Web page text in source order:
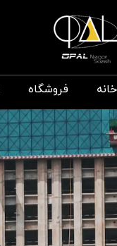
خانه فروشگاه